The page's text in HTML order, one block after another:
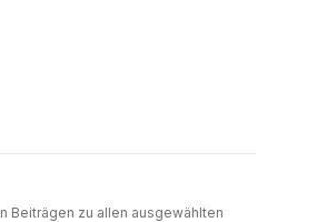
Beiträgen zu allen ausgewählten